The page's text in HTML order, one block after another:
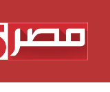
المحتوى